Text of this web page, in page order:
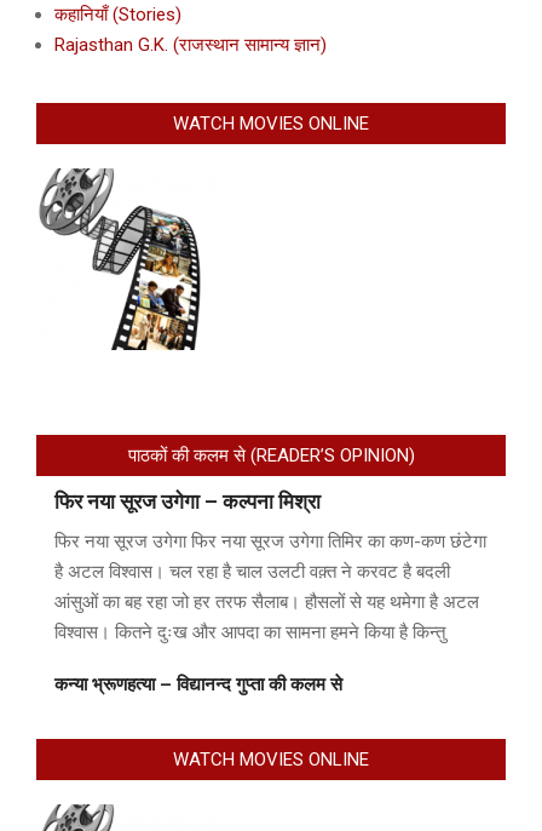
कहानियाँ (Stories)
Rajasthan G.K. (राजस्थान सामान्य ज्ञान)
WATCH MOVIES ONLINE
पाठकों की कलम से (READER’S OPINION)
फिर नया सूरज उगेगा – कल्पना मिश्रा
फिर नया सूरज उगेगा फिर नया सूरज उगेगा तिमिर का कण-कण छंटेगा
है अटल विश्वास। चल रहा है चाल उलटी वक़्त ने करवट है बदली
आंसुओं का बह रहा जो हर तरफ सैलाब। हौसलों से यह थमेगा है अटल
विश्वास। कितने दुःख और आपदा का सामना हमने किया है किन्तु
कन्या भ्रूणहत्या – विद्यानन्द गुप्ता की कलम से
WATCH MOVIES ONLINE